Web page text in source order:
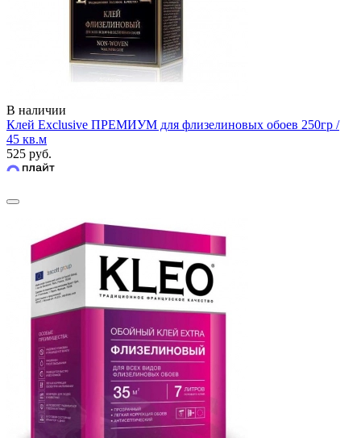
В наличии
Клей Exclusive ПРЕМИУМ для флизелиновых обоев 250гр /
45 кв.м
525 руб.